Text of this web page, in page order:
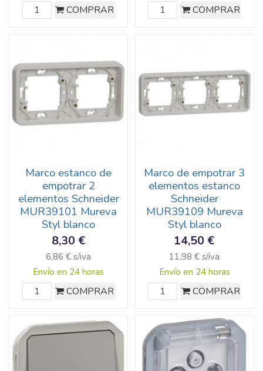
COMPRAR COMPRAR
Marco estanco de
empotrar 2
elementos Schneider
MUR39101 Mureva
Styl blanco
8,30 €
6,86 € s/iva
Envío en 24 horas
COMPRAR
Marco de empotrar 3
elementos estanco
Schneider
MUR39109 Mureva
Styl blanco
14,50 €
11,98 € s/iva
Envío en 24 horas
COMPRAR